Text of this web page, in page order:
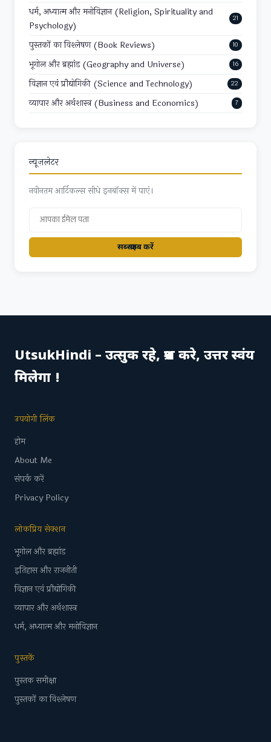
धर्म, अध्यात्म और मनोविज्ञान (Religion, Spirituality and
Psychology)
21
पुस्तकों का विश्लेषण (Book Reviews) 10
भूगोल और ब्रह्मांड (Geography and Universe) 16
विज्ञान एवं प्रौद्योगिकी (Science and Technology) 22
व्यापार और अर्थशास्त्र (Business and Economics) 7
न्यूज़लेटर
नवीनतम आर्टिकल्स सीधे इनबॉक्स में पाएं।
सब्स्क्राइब करें
UtsukHindi – उत्सुक रहे, प्रश्न करे, उत्तर स्वंय
मिलेगा !
उपयोगी लिंक
होम
About Me
संपर्क करें
Privacy Policy
लोकप्रिय सेक्शन
भूगोल और ब्रह्मांड
इतिहास और राजनीती
विज्ञान एवं प्रौद्योगिकी
व्यापार और अर्थशास्त्र
धर्म, अध्यात्म और मनोविज्ञान
पुस्तकें
पुस्तक समीक्षा
पुस्तकों का विश्लेषण